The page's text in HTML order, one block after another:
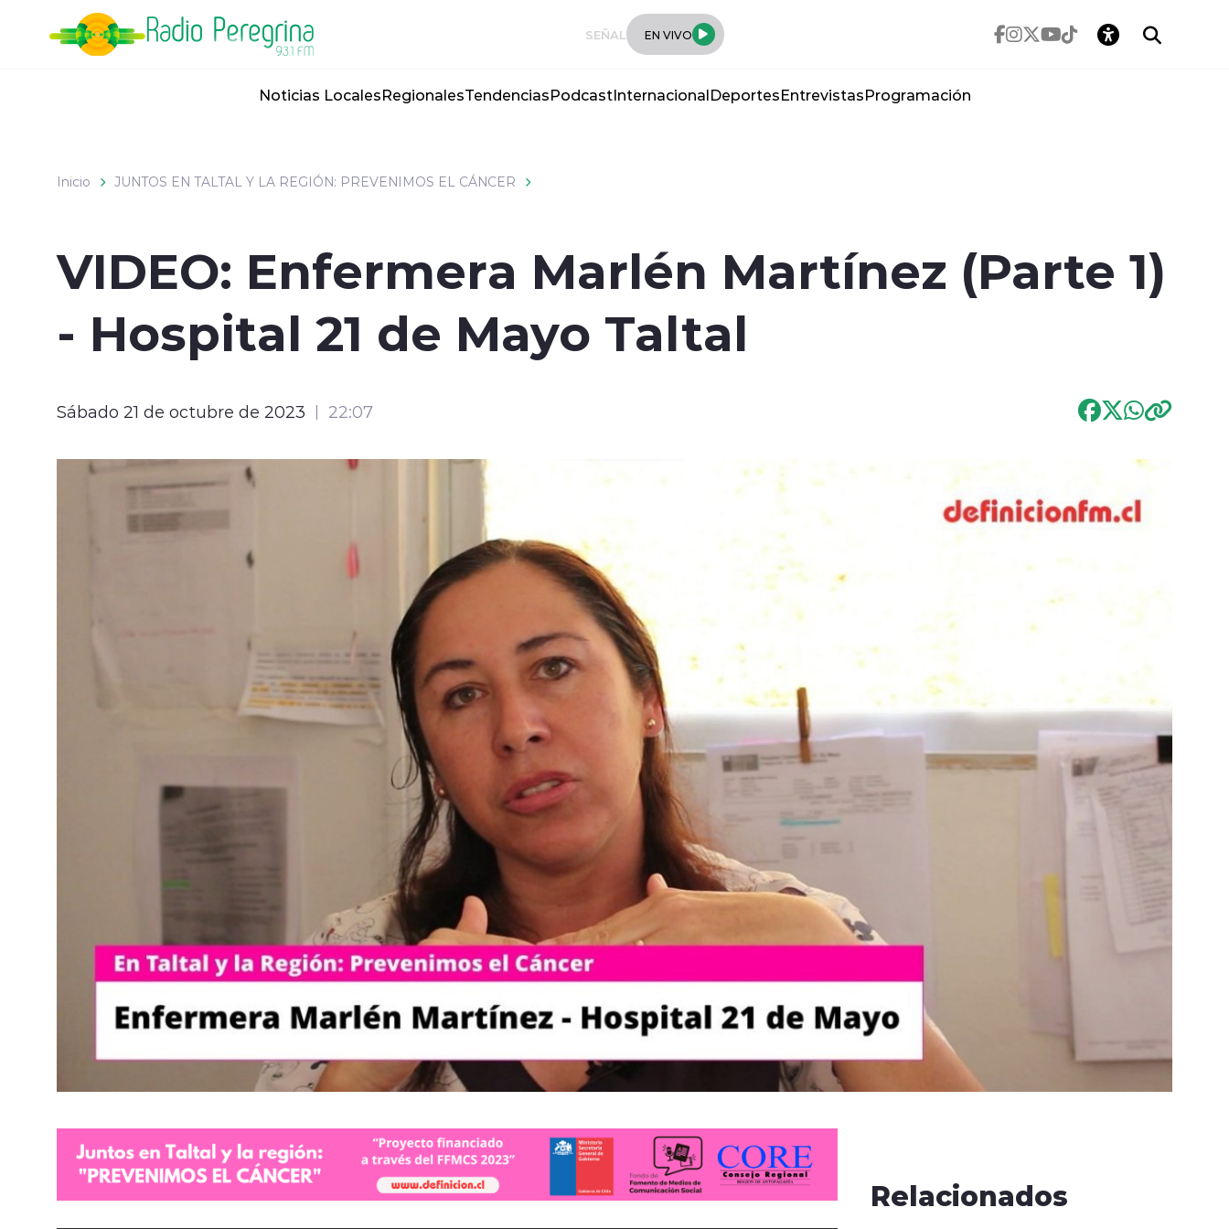
SEÑAL EN VIVO
Noticias LocalesRegionalesTendenciasPodcastInternacionalDeportesEntrevistasProgramación
Inicio JUNTOS EN TALTAL Y LA REGIÓN: PREVENIMOS EL CÁNCER
VIDEO: Enfermera Marlén Martínez (Parte 1)
- Hospital 21 de Mayo Taltal
Sábado 21 de octubre de 2023 22:07
Relacionados